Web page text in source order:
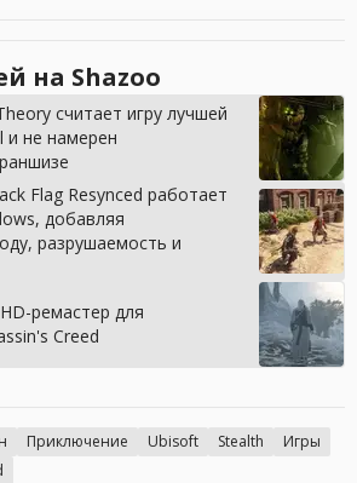
на Shazoo
считает игру лучшей
и не намерен
Flag Resynced работает
добавляя
разрушаемость и
ремастер для
Creed
Приключение Ubisoft Stealth
Игры